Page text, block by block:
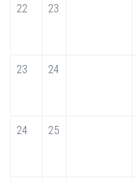
22 23
23 24
24 25